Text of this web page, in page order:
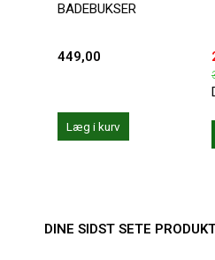
BADEBUKSER
449,00
Læg i kurv
DINE SIDST SETE